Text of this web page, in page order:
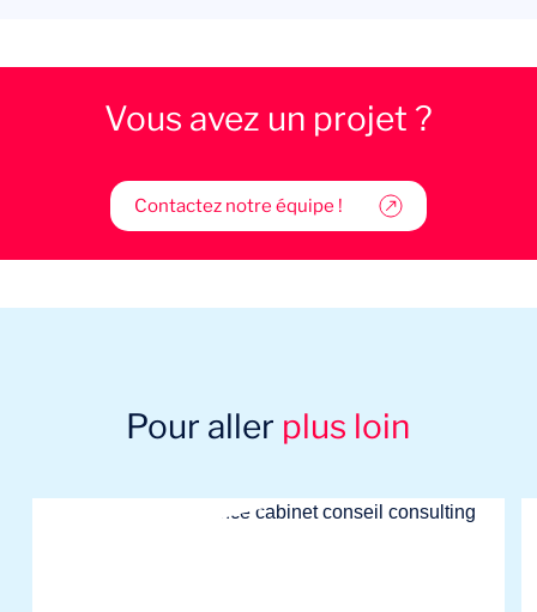
Vous avez un projet ?
Contactez notre équipe !
Pour aller plus loin